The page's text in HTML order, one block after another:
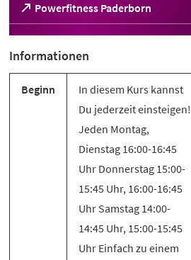
Powerfitness Paderborn
(Öffnet
in
einem
neuen
Tab)
Informationen
Beginn
In diesem Kurs kannst
Du jederzeit einsteigen!
Jeden Montag,
Dienstag 16:00-16:45
Uhr Donnerstag 15:00-
15:45 Uhr, 16:00-16:45
Uhr Samstag 14:00-
14:45 Uhr, 15:00-15:45
Uhr Einfach zu einem